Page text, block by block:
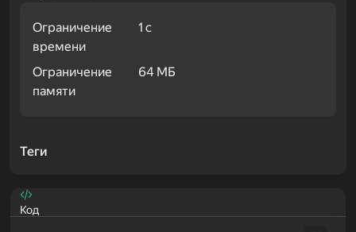
Ограничение
времени
1 с
Ограничение
памяти
64 МБ
Примеры
Теги
Код